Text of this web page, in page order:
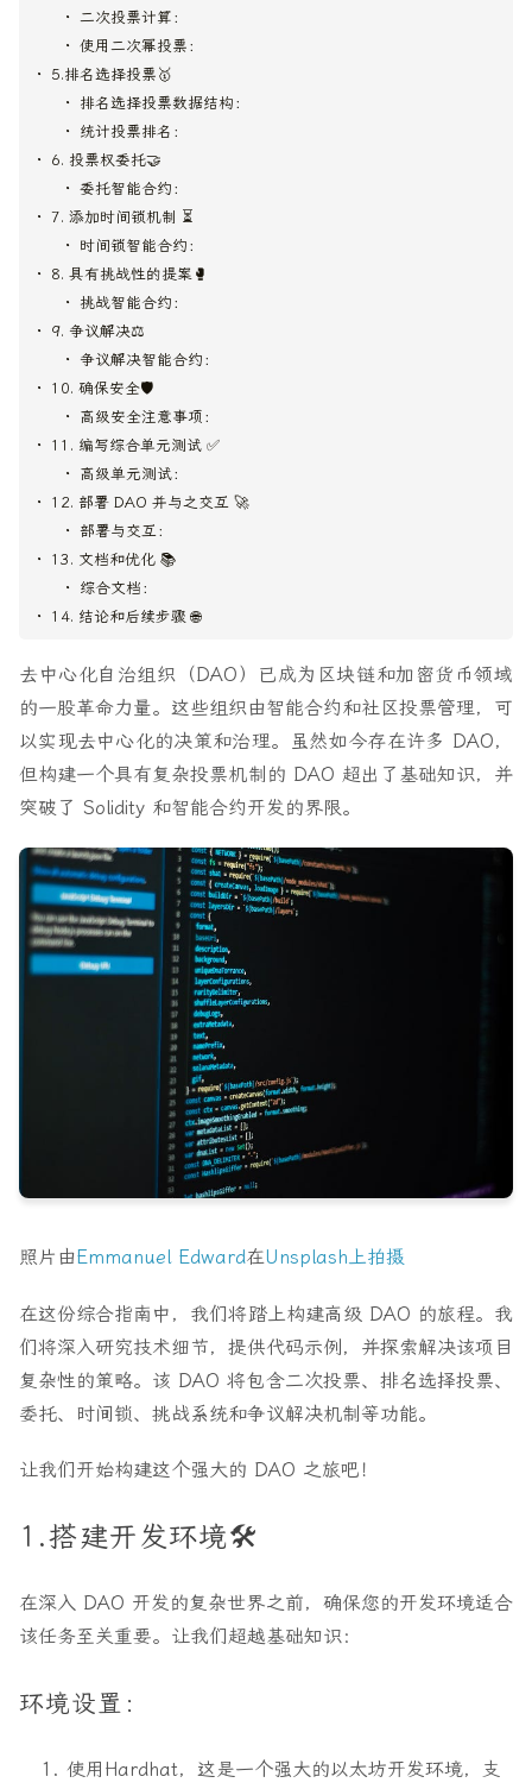
二次投票计算：
使用二次幂投票：
5.排名选择投票🥇
排名选择投票数据结构：
统计投票排名：
6. 投票权委托🤝
委托智能合约：
7. 添加时间锁机制 ⏳
时间锁智能合约：
8. 具有挑战性的提案🥊
挑战智能合约：
9. 争议解决⚖️
争议解决智能合约：
10. 确保安全🛡️
高级安全注意事项：
11. 编写综合单元测试 ✅
高级单元测试：
12. 部署 DAO 并与之交互 🚀
部署与交互：
13. 文档和优化 📚
综合文档：
14. 结论和后续步骤 🌐
去中心化自治组织（DAO）已成为区块链和加密货币领域
的一股革命力量。这些组织由智能合约和社区投票管理，可
以实现去中心化的决策和治理。虽然如今存在许多 DAO，
但构建一个具有复杂投票机制的 DAO 超出了基础知识，并
突破了 Solidity 和智能合约开发的界限。
照片由Emmanuel Edward在Unsplash上拍摄
在这份综合指南中，我们将踏上构建高级 DAO 的旅程。我
们将深入研究技术细节，提供代码示例，并探索解决该项目
复杂性的策略。该 DAO 将包含二次投票、排名选择投票、
委托、时间锁、挑战系统和争议解决机制等功能。
让我们开始构建这个强大的 DAO 之旅吧！
1.搭建开发环境🛠️
在深入 DAO 开发的复杂世界之前，确保您的开发环境适合
该任务至关重要。让我们超越基础知识：
环境设置：
使用 Hardhat，这是一个强大的以太坊开发环境，支